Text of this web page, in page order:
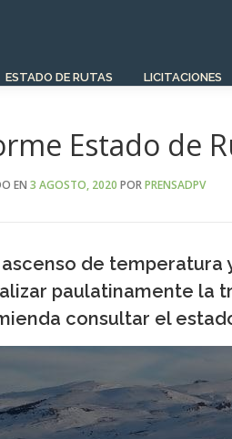
ESTADO DE RUTAS LICITACIONES
Estado de
EN 3 AGOSTO, 2020 PORPRENSADPV
de temperatura
paulatinamente la
consultar el